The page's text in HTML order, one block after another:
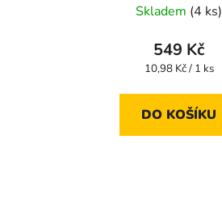
Skladem (4 ks)
549 Kč
Měrná
10,98 Kč / 1 ks
DO KOŠÍKU